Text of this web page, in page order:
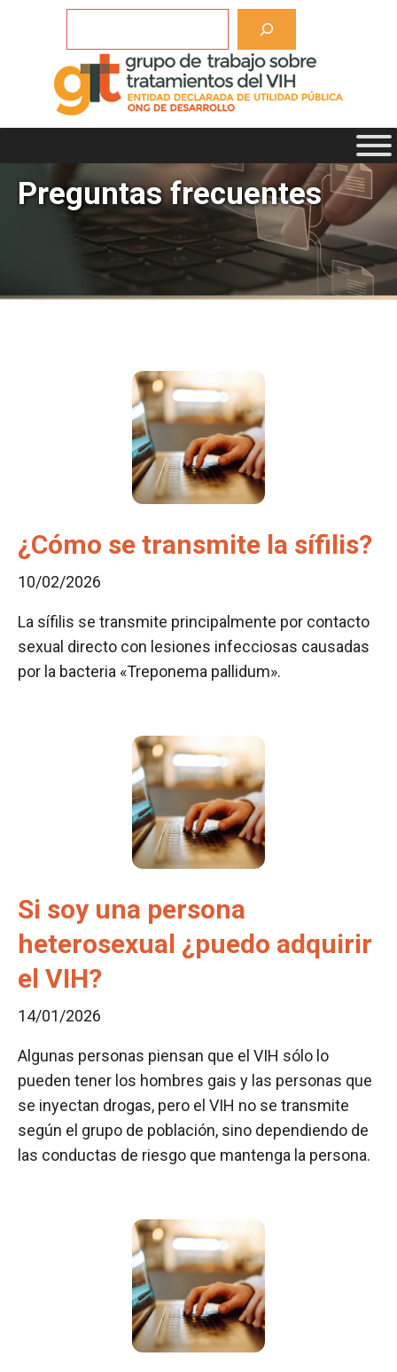
Preguntas frecuentes
¿Cómo se transmite la sífilis?
10/02/2026
La sífilis se transmite principalmente por contacto
sexual directo con lesiones infecciosas causadas
por la bacteria «Treponema pallidum».
Si soy una persona
heterosexual ¿puedo adquirir
el VIH?
14/01/2026
Algunas personas piensan que el VIH sólo lo
pueden tener los hombres gais y las personas que
se inyectan drogas, pero el VIH no se transmite
según el grupo de población, sino dependiendo de
las conductas de riesgo que mantenga la persona.